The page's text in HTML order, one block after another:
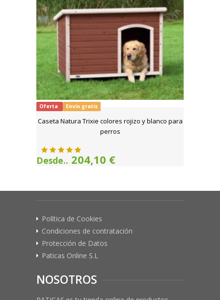
Oferta Envío gratis
Caseta Natura Trixie colores rojizo y blanco para
perros
Desde.. 204,10 €
Política de Cookies
Condiciones de contratación
Protección de Datos
Paticas Online S.L
NOSOTROS